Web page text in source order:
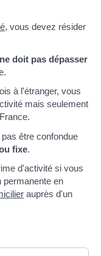
, vous devez résider
doit pas dépasser
à l'étranger, vous
mais seulement
pas être confondue
fixe.
d'activité si vous
permanente en
auprès d'un